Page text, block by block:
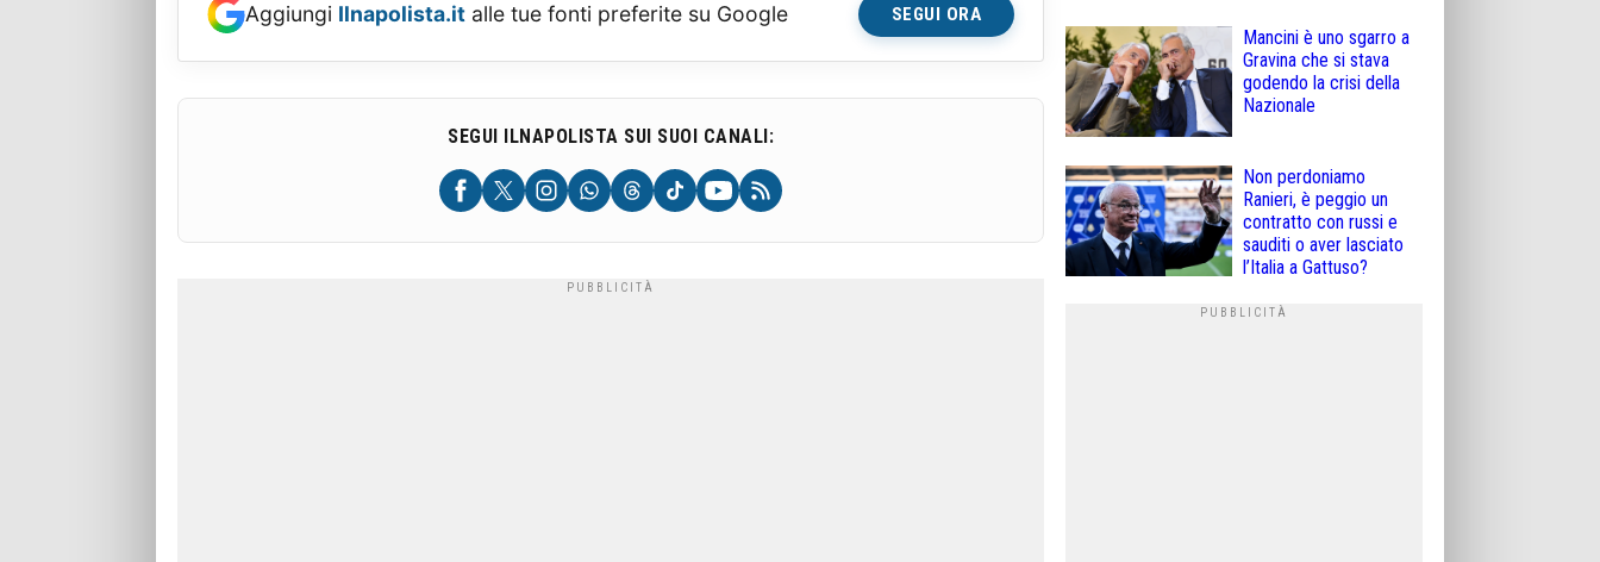
Aggiungi Ilnapolista.it alle tue fonti preferite su Google SEGUI ORA
SEGUI ILNAPOLISTA SUI SUOI CANALI:
Mancini è uno sgarro a
Gravina che si stava
godendo la crisi della
Nazionale
Non perdoniamo
Ranieri, è peggio un
contratto con russi e
sauditi o aver lasciato
l’Italia a Gattuso?